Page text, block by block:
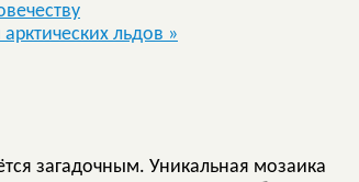
льдов »
загадочным. Уникальная мозаика